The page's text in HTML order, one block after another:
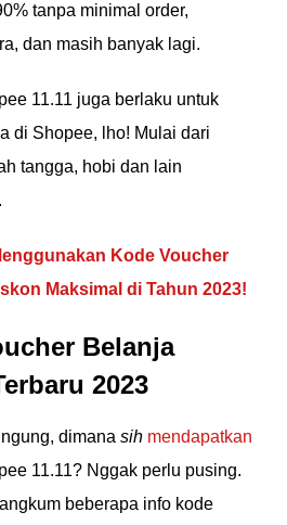
tanpa minimal order,
dan masih banyak lagi.
11.11 juga berlaku untuk
di Shopee, lho! Mulai dari
tangga, hobi dan lain
Kode Voucher
Maksimal di Tahun 2023!
Belanja
2023
dimana sih mendapatkan
11.11? Nggak perlu pusing.
beberapa info kode